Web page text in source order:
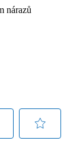
nárazů